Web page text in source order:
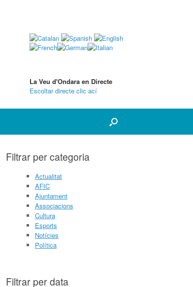
La Veu d'Ondara en Directe
Escoltar directe clic ací
Filtrar per categoria
Actualitat
AFIC
Ajuntament
Associacions
Cultura
Esports
Notícies
Política
Filtrar per data